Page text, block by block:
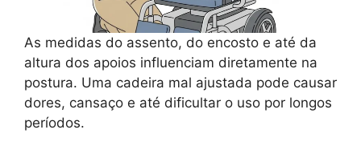
As medidas do assento, do encosto e até da
altura dos apoios influenciam diretamente na
postura. Uma cadeira mal ajustada pode causar
dores, cansaço e até dificultar o uso por longos
períodos.